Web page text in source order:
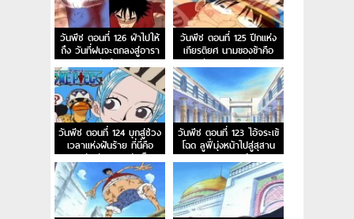
วันพีช ตอนที่ 126 ฝ่าไปให้
ถึง วันที่ฝนจะตกลงสู่อารา
บัสต้า!
วันพีช ตอนที่ 125 ปีกแห่ง
เกียรติยศ นามของข้าคือ
ทหารรักษาอาณาจักรเปรู
วันพีช ตอนที่ 124 บุกสู่ช่วง
เวลาแห่งฝันร้าย ที่นี่คือ
ฐานทัพลับของกลุ่มเม็ด
ทราย
วันพีช ตอนที่ 123 ไอ้จระเข้
โฉด ลูฟี่มุ่งหน้าไปสู่สุสาน
ของราชวงศ์สิ